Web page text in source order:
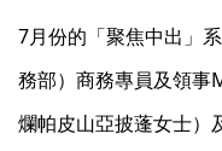
7月份的「聚焦中出」
務部）商務專員及領
爛帕皮山亞披蓬女士）